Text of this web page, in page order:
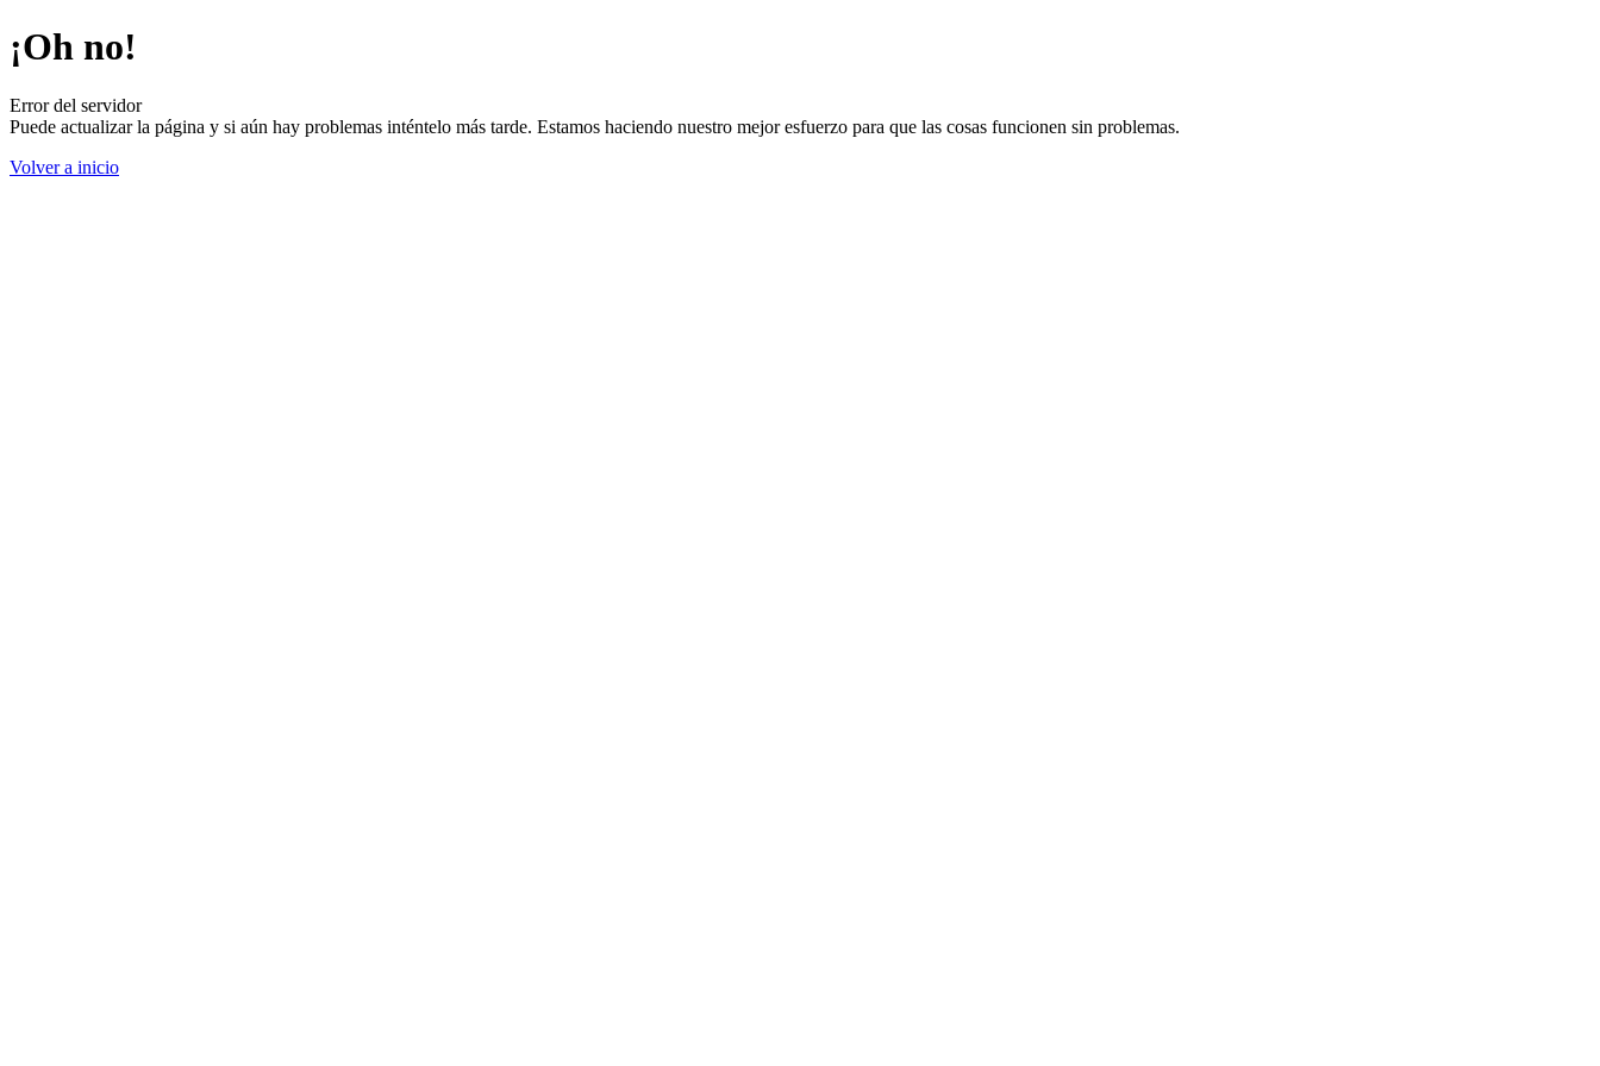
¡Oh no!
Error del servidor
Puede actualizar la página y si aún hay problemas inténtelo más tarde. Estamos haciendo nuestro mejor esfuerzo para que las cosas funcionen sin problemas.
Volver a inicio